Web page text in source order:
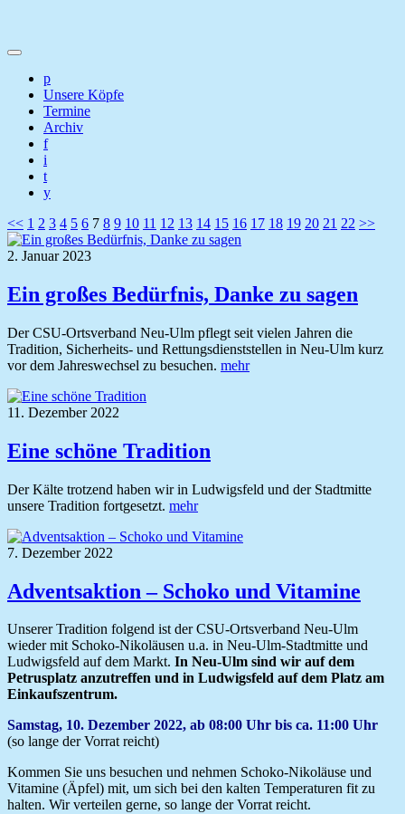
p
Unsere Köpfe
Termine
Archiv
f
i
t
y
Seitennummerierung
der
<< 1 2 3 4 5 6 7 8 9 10 11 12 13 14 15 16 17 18 19 20 21 22 >>
2. Januar 2023
Ein großes Bedürfnis, Danke zu sagen
Der CSU-Ortsverband Neu-Ulm pflegt seit vielen Jahren die
Tradition, Sicherheits- und Rettungsdienststellen in Neu-Ulm kurz
vor dem Jahreswechsel zu besuchen. mehr
11. Dezember 2022
Eine schöne Tradition
Der Kälte trotzend haben wir in Ludwigsfeld und der Stadtmitte
unsere Tradition fortgesetzt. mehr
7. Dezember 2022
Adventsaktion – Schoko und Vitamine
Unserer Tradition folgend ist der CSU-Ortsverband Neu-Ulm
wieder mit Schoko-Nikoläusen u.a. in Neu-Ulm-Stadtmitte und
Ludwigsfeld auf dem Markt. In Neu-Ulm sind wir auf dem
Petrusplatz anzutreffen und in Ludwigsfeld auf dem Platz am
Einkaufszentrum.
Samstag, 10. Dezember 2022, ab 08:00 Uhr bis ca. 11:00 Uhr
(so lange der Vorrat reicht)
Kommen Sie uns besuchen und nehmen Schoko-Nikoläuse und
Vitamine (Äpfel) mit, um sich bei den kalten Temperaturen fit zu
halten. Wir verteilen gerne, so lange der Vorrat reicht.